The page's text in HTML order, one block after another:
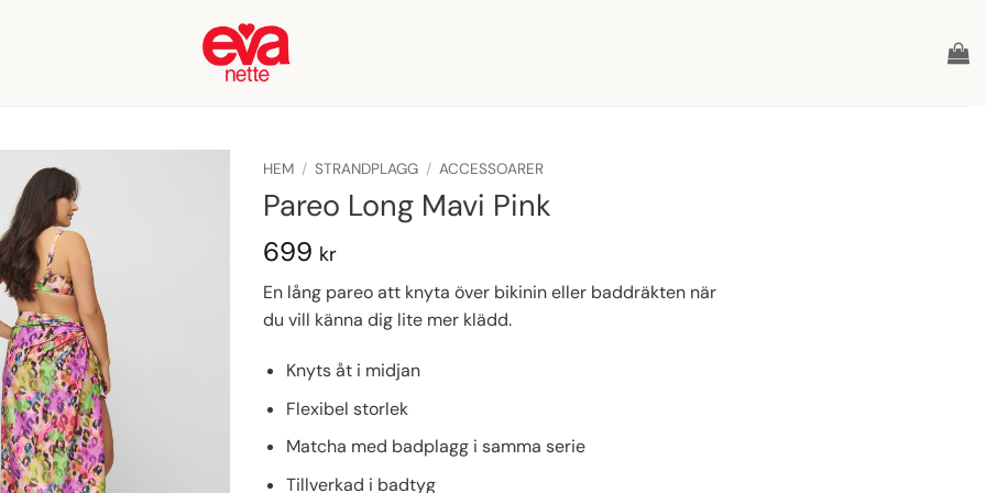
HEM / STRANDPLAGG / ACCESSOARER
Pareo Long Mavi Pink
699 kr
En lång pareo att knyta över bikinin eller baddräkten när
du vill känna dig lite mer klädd.
Knyts åt i midjan
Flexibel storlek
Matcha med badplagg i samma serie
Tillverkad i badtyg